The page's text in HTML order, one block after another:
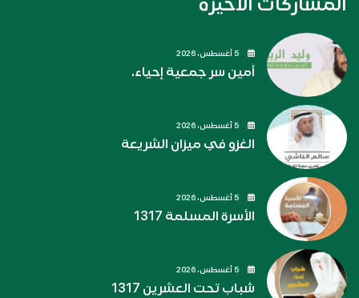
أمين سر جمعية إحياء.
الغزو في ميزان الشريعة
الأسرة المسلمة 1317
شباب تحت العشرين 1317